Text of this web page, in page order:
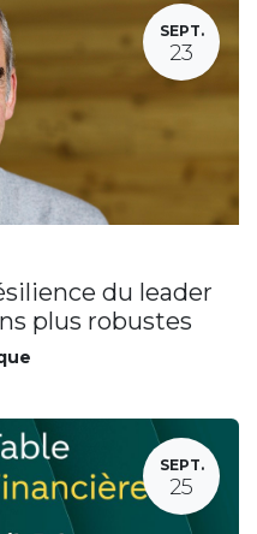
SEPT.
23
du leader
plus robustes
SEPT.
25